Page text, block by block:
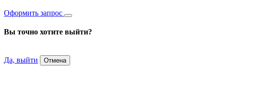
Оформить запрос
Вы точно хотите выйти?
Да, выйти Отмена